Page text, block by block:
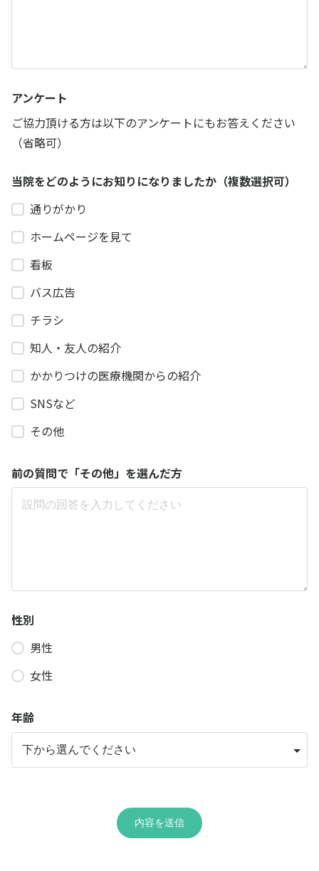
アンケート
ご協力頂ける方は以下のアンケートにもお答えください
（省略可）
当院をどのようにお知りになりましたか（複数選択可）
通りがかり
ホームページを見て
看板
バス広告
チラシ
知人・友人の紹介
かかりつけの医療機関からの紹介
SNSなど
その他
前の質問で「その他」を選んだ方
性別
男性
女性
年齢
内容を送信